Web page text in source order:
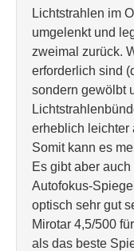
Lichtstrahlen im
umgelenkt und
zweimal zurück.
erforderlich sind
sondern gewölbt
erheblich leichter
Somit kann es
Es gibt aber
Autofokus-
optisch sehr gut
Mirotar 4,5/500
als das beste